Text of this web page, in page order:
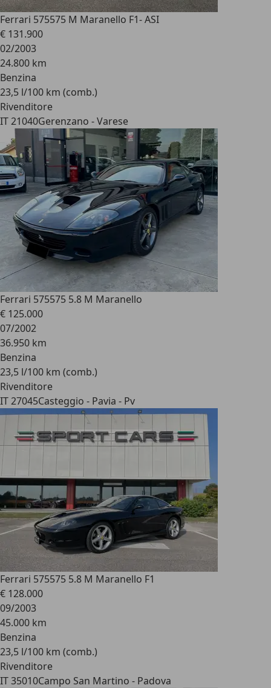
Ferrari 575575 M Maranello F1- ASI
€ 131.900
02/2003
24.800 km
Benzina
23,5 l/100 km (comb.)
Rivenditore
IT 21040Gerenzano - Varese
Ferrari 575575 5.8 M Maranello
€ 125.000
07/2002
36.950 km
Benzina
23,5 l/100 km (comb.)
Rivenditore
IT 27045Casteggio - Pavia - Pv
Ferrari 575575 5.8 M Maranello F1
€ 128.000
09/2003
45.000 km
Benzina
23,5 l/100 km (comb.)
Rivenditore
IT 35010Campo San Martino - Padova